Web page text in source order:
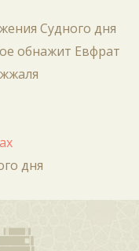
Судного дня
обнажит Евфрат
дня